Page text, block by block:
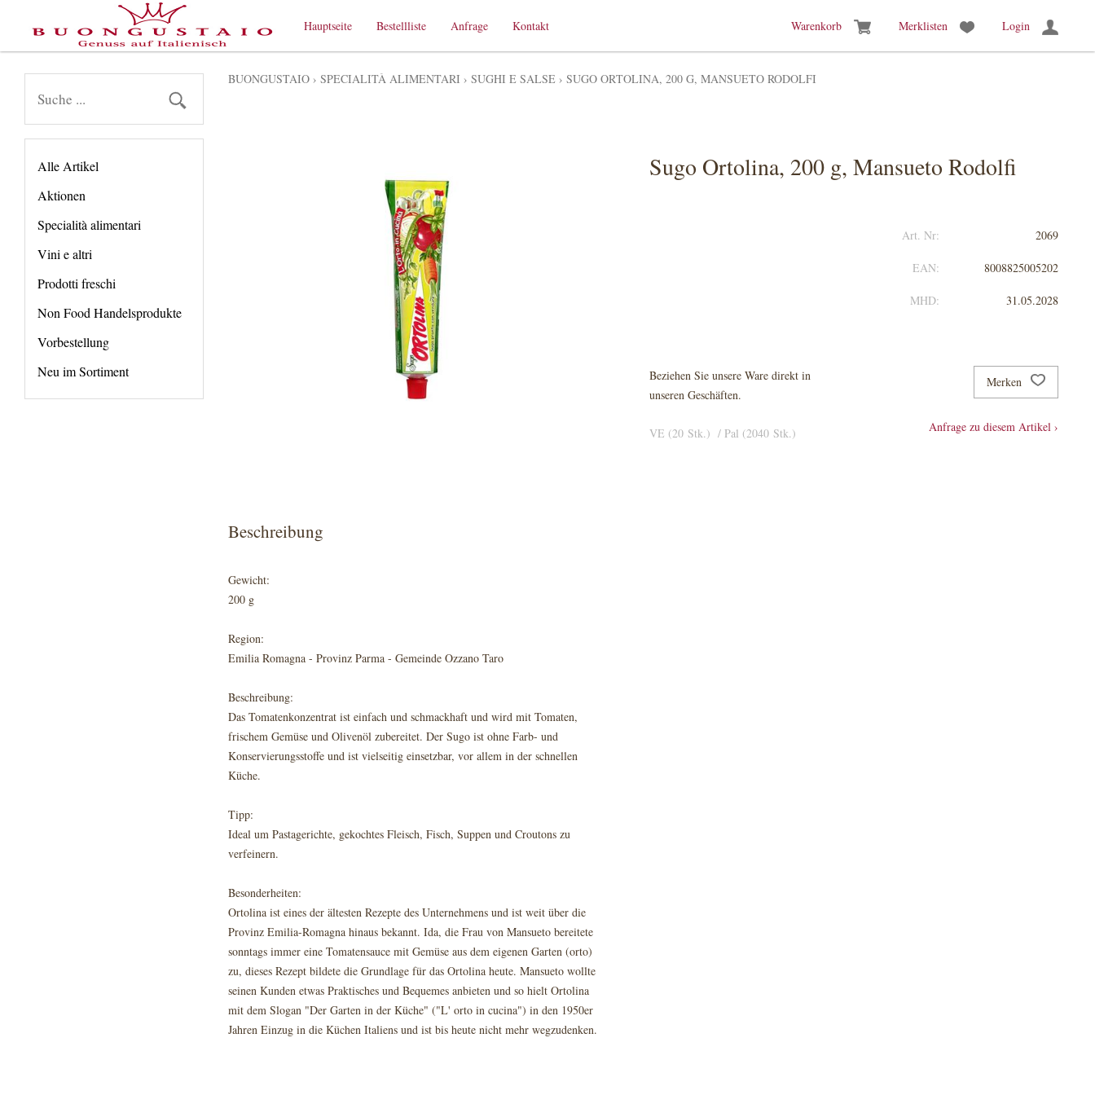
Warenkorb Merklisten Login
Hauptseite Bestellliste Anfrage Kontakt
Alle Artikel
Aktionen
Specialità alimentari
Vini e altri
Prodotti freschi
Non Food Handelsprodukte
Vorbestellung
Neu im Sortiment
BUONGUSTAIO › SPECIALITÀ ALIMENTARI › SUGHI E SALSE › SUGO ORTOLINA, 200 G, MANSUETO RODOLFI
Sugo Ortolina, 200 g, Mansueto Rodolfi
Art. Nr: 2069
EAN: 8008825005202
MHD: 31.05.2028
Beziehen Sie unsere Ware direkt in
unseren Geschäften.
VE (20 Stk.) / Pal (2040 Stk.)
Merken
Anfrage zu diesem Artikel ›
Beschreibung
Gewicht:
200 g
Region:
Emilia Romagna - Provinz Parma - Gemeinde Ozzano Taro
Beschreibung:
Das Tomatenkonzentrat ist einfach und schmackhaft und wird mit Tomaten,
frischem Gemüse und Olivenöl zubereitet. Der Sugo ist ohne Farb- und
Konservierungsstoffe und ist vielseitig einsetzbar, vor allem in der schnellen
Küche.
Tipp:
Ideal um Pastagerichte, gekochtes Fleisch, Fisch, Suppen und Croutons zu
verfeinern.
Besonderheiten:
Ortolina ist eines der ältesten Rezepte des Unternehmens und ist weit über die
Provinz Emilia-Romagna hinaus bekannt. Ida, die Frau von Mansueto bereitete
sonntags immer eine Tomatensauce mit Gemüse aus dem eigenen Garten (orto)
zu, dieses Rezept bildete die Grundlage für das Ortolina heute. Mansueto wollte
seinen Kunden etwas Praktisches und Bequemes anbieten und so hielt Ortolina
mit dem Slogan "Der Garten in der Küche" ("L' orto in cucina") in den 1950er
Jahren Einzug in die Küchen Italiens und ist bis heute nicht mehr wegzudenken.